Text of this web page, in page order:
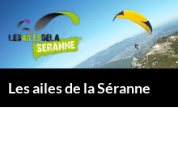
contenu
Les ailes de la Séranne